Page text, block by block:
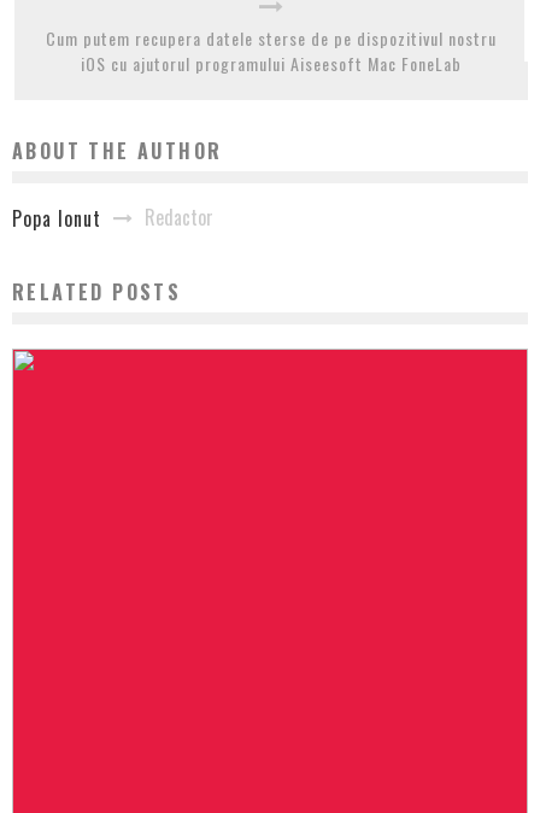
Cum putem recupera datele sterse de pe dispozitivul nostru
iOS cu ajutorul programului Aiseesoft Mac FoneLab
ABOUT THE AUTHOR
Popa Ionut Redactor
RELATED POSTS